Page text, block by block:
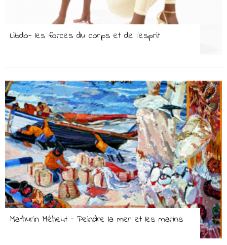
Libdo- les forces du corps et de l’esprit
Mathurin Méheut – Peindre la mer et les marins